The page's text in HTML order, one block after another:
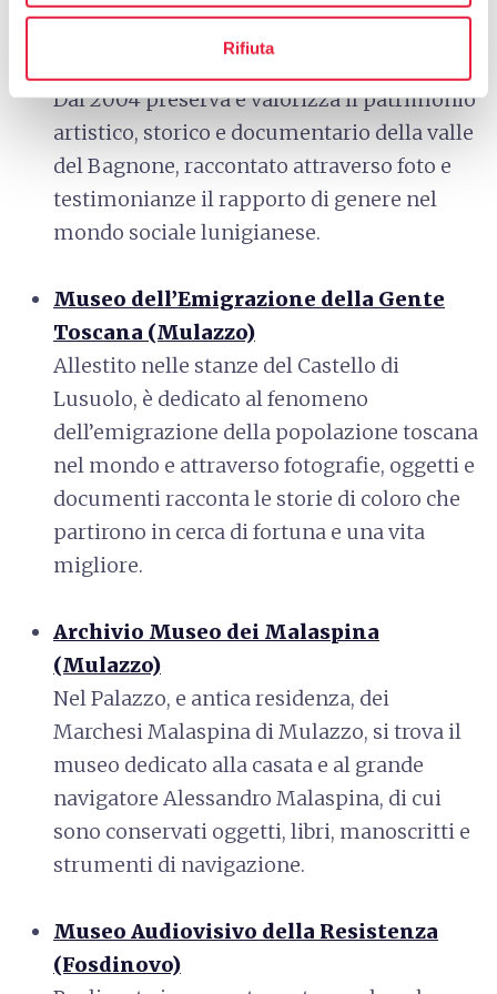
Rifiuta
Dal 2004 preserva e valorizza il patrimonio
artistico, storico e documentario della valle
del Bagnone, raccontato attraverso foto e
testimonianze il rapporto di genere nel
mondo sociale lunigianese.
Museo dell’Emigrazione della Gente
Toscana (Mulazzo)
Allestito nelle stanze del Castello di
Lusuolo, è dedicato al fenomeno
dell’emigrazione della popolazione toscana
nel mondo e attraverso fotografie, oggetti e
documenti racconta le storie di coloro che
partirono in cerca di fortuna e una vita
migliore.
Archivio Museo dei Malaspina
(Mulazzo)
Nel Palazzo, e antica residenza, dei
Marchesi Malaspina di Mulazzo, si trova il
museo dedicato alla casata e al grande
navigatore Alessandro Malaspina, di cui
sono conservati oggetti, libri, manoscritti e
strumenti di navigazione.
Museo Audiovisivo della Resistenza
(Fosdinovo)